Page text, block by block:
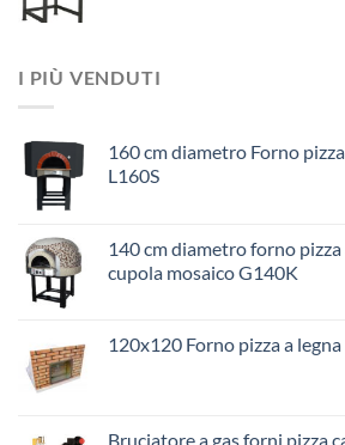
I PIÙ VENDUTI
160 cm diametro Forno
L160S
140 cm diametro forno pizza
cupola mosaico G140K
120x120 Forno pizza a
Bruciatore a gas forni pizza